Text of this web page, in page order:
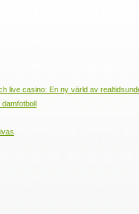
live casino: En ny värld av